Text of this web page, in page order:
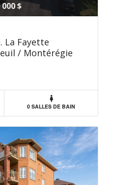
$
La Fayette
/ Montérégie
0 SALLES DE BAIN